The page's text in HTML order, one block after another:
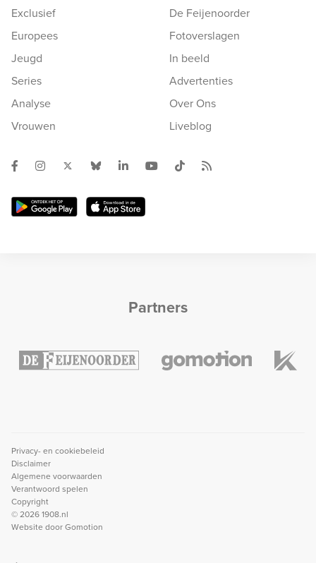
Exclusief
Europees
Jeugd
Series
Analyse
Vrouwen
De Feijenoorder
Fotoverslagen
In beeld
Advertenties
Over Ons
Liveblog
Partners
Privacy- en cookiebeleid
Disclaimer
Algemene voorwaarden
Verantwoord spelen
Copyright
© 2026 1908.nl
Website doorGomotion